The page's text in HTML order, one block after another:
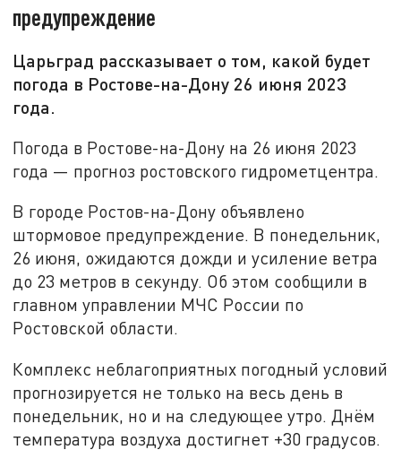
предупреждение
Царьград рассказывает о том, какой будет
погода в Ростове-на-Дону 26 июня 2023
года.
Погода в Ростове-на-Дону на 26 июня 2023
года — прогноз ростовского гидрометцентра.
В городе Ростов-на-Дону объявлено
штормовое предупреждение. В понедельник,
26 июня, ожидаются дожди и усиление ветра
до 23 метров в секунду. Об этом сообщили в
главном управлении МЧС России по
Ростовской области.
Комплекс неблагоприятных погодный условий
прогнозируется не только на весь день в
понедельник, но и на следующее утро. Днём
температура воздуха достигнет +30 градусов.